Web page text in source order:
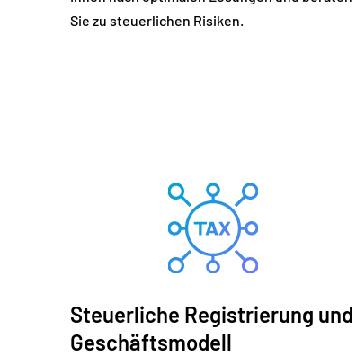
Sie zu steuerlichen Risiken.
Steuerliche Registrierung und
Geschäftsmodell